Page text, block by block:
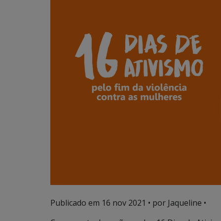
Publicado em 16 nov 2021 • por Jaqueline •